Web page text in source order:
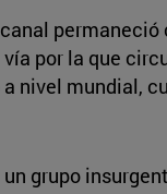
por la que
nivel mundial,
un grupo